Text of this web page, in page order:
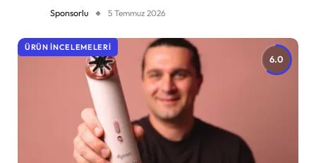
Sponsorlu 5 Temmuz 2026
6.0
ÜRÜN İNCELEMELERI